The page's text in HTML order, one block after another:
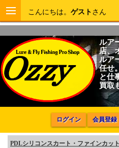
こんにちは。 ゲスト さん
ルア
店、
ルア
任せ
と仕
買取
ログイン 会員登録
PDLシリコンスカート・ファインカッ